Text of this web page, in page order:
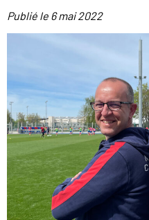
Publié le 6 mai 2022